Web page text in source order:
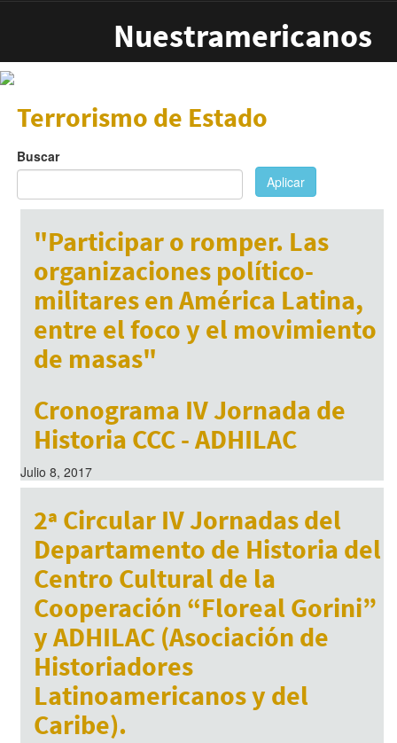
Nuestramericanos
Terrorismo de Estado
Buscar
Aplicar
"Participar o romper. Las
organizaciones político-
militares en América Latina,
entre el foco y el movimiento
de masas"
Cronograma IV Jornada de
Historia CCC - ADHILAC
Julio 8, 2017
2ª Circular IV Jornadas del
Departamento de Historia del
Centro Cultural de la
Cooperación “Floreal Gorini”
y ADHILAC (Asociación de
Historiadores
Latinoamericanos y del
Caribe).